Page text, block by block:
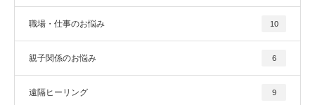
職場・仕事のお悩み 10
親子関係のお悩み 6
遠隔ヒーリング 9